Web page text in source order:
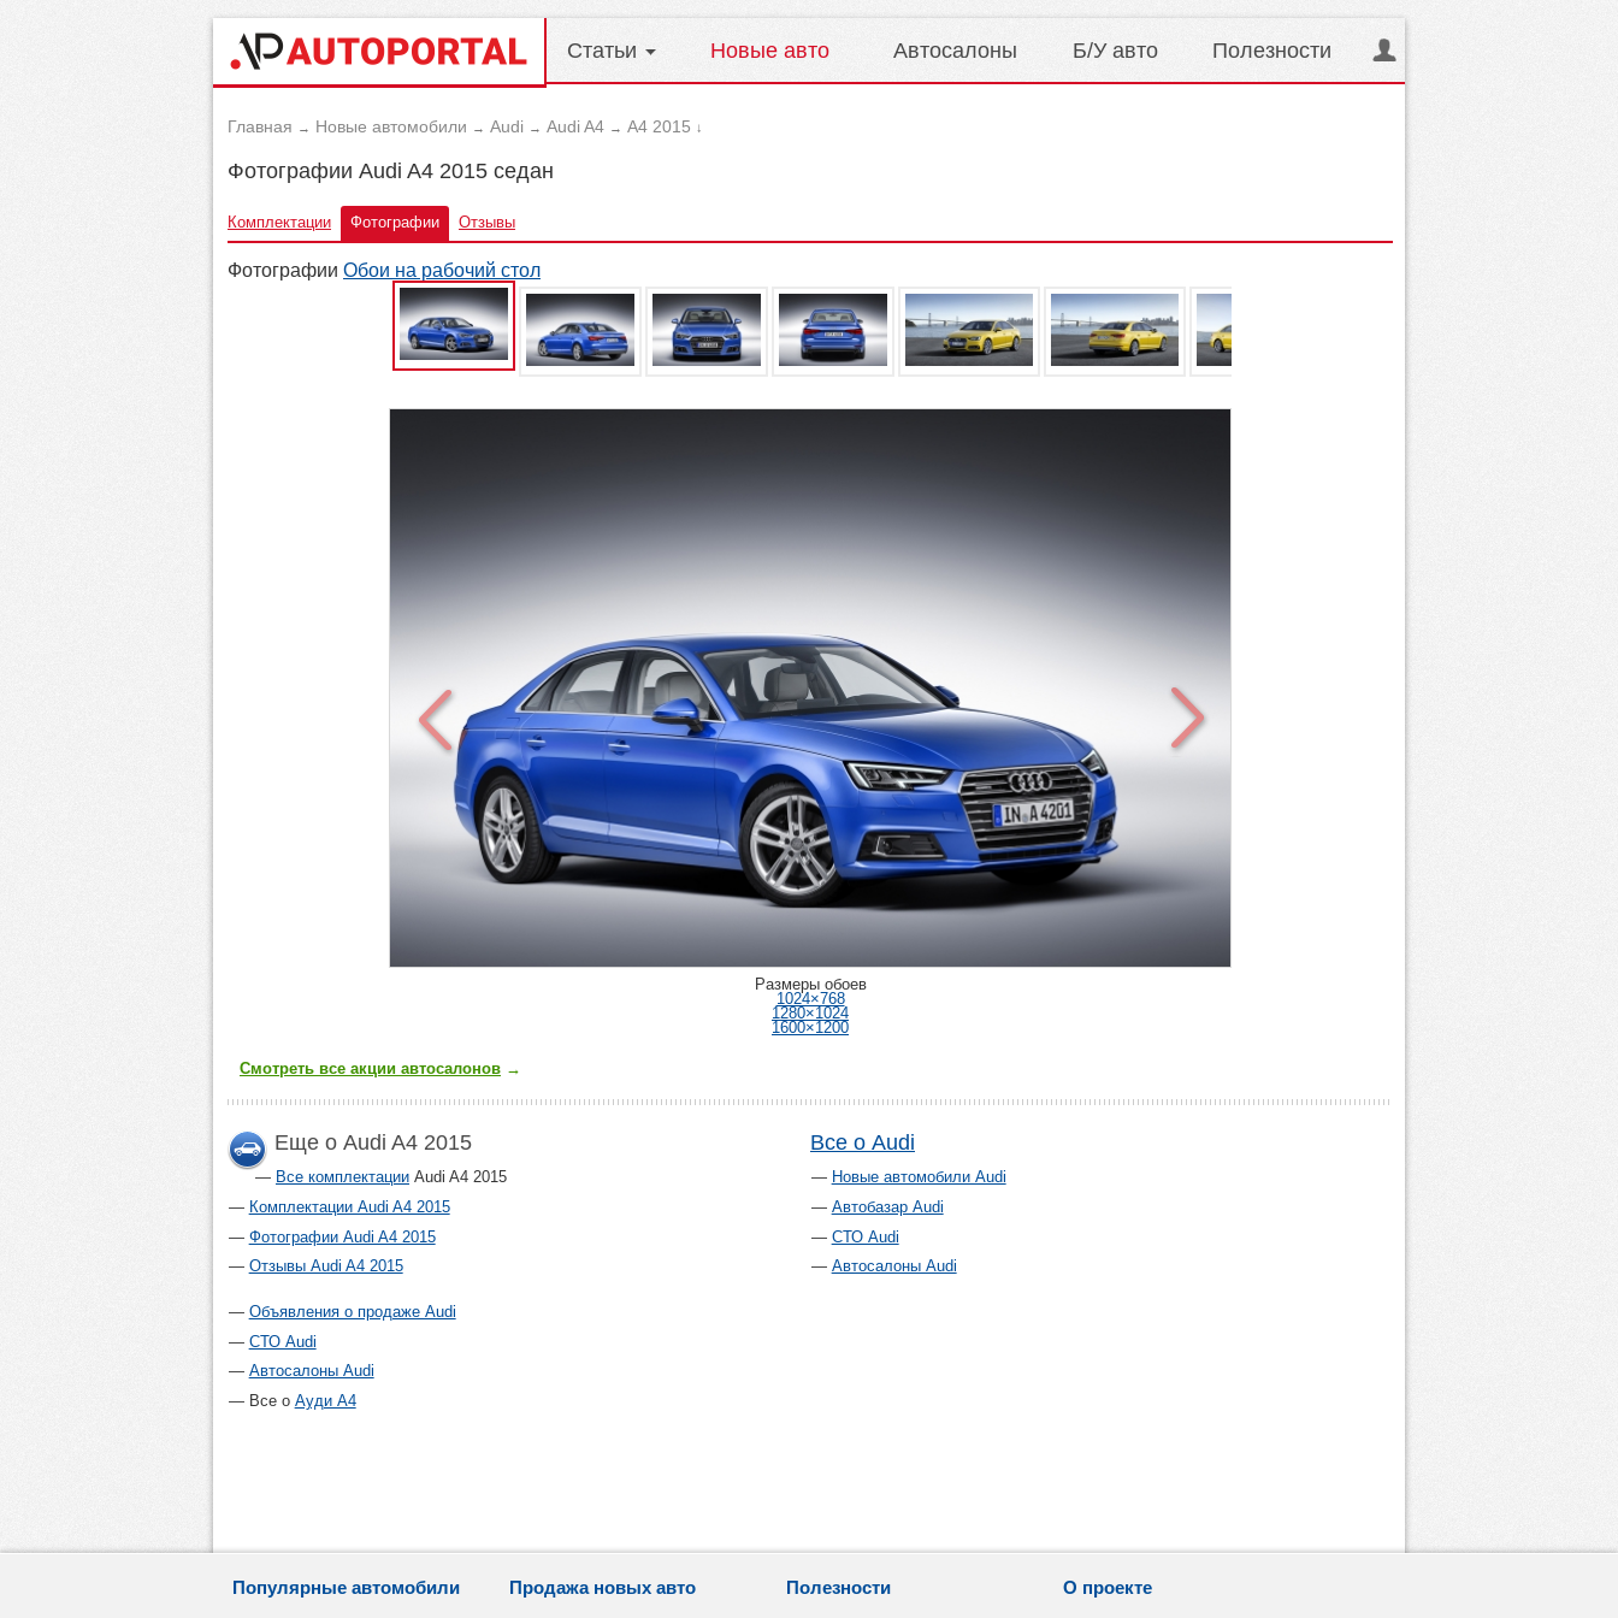
Статьи Новые авто Автосалоны Б/У авто Полезности
Главная → Новые автомобили → Audi → Audi A4 → A4 2015 ↓
Фотографии Audi A4 2015 седан
Комплектации Фотографии Отзывы
Фотографии Обои на рабочий стол
Размеры обоев
1024×768
1280×1024
1600×1200
Смотреть все акции автосалонов →
Еще о Audi A4 2015
Все комплектации Audi A4 2015
Комплектации Audi A4 2015
Фотографии Audi A4 2015
Отзывы Audi A4 2015
Объявления о продаже Audi
СТО Audi
Автосалоны Audi
Все о Ауди А4
Все о Audi
Новые автомобили Audi
Автобазар Audi
СТО Audi
Автосалоны Audi
Популярные автомобили Продажа новых авто Полезности О проекте